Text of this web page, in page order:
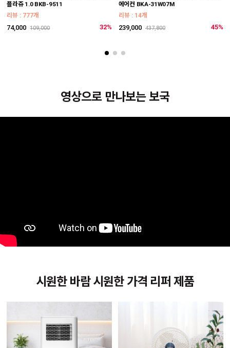
플라쥬 1.0 BKB-9511
리뷰 : 777개
32%
74,000 109,000
에어컨 BKA-31W07M
리뷰 : 14개
45%
239,000 437,800
영상으로 만나보는 보국
시원한 바람 시원한 가격 리퍼 제품